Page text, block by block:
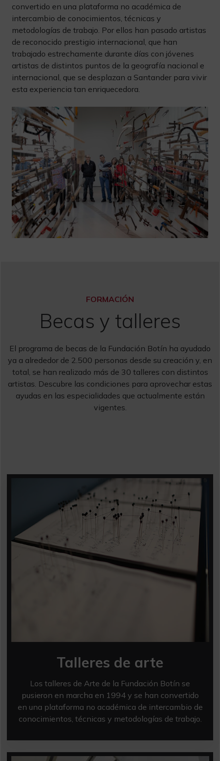
convertido en una plataforma no académica de
intercambio de conocimientos, técnicas y
metodologías de trabajo. Por ellos han pasado artistas
de reconocido prestigio internacional, que han
trabajado estrechamente durante días con jóvenes
artistas de distintos puntos de la geografía nacional e
internacional, que se desplazan a Santander para vivir
esta experiencia tan enriquecedora.
FORMACIÓN
Becas y talleres
El programa de becas de la Fundación Botín ha ayudado
ya a alrededor de 2.500 personas desde su creación y, en
total, se han realizado más de 30 talleres con distintos
artistas. Descubre las condiciones para aprovechar estas
ayudas en las especialidades que actualmente están
vigentes.
Talleres de arte
Los talleres de Arte de la Fundación Botín se
pusieron en marcha en 1994 y se han convertido
en una plataforma no académica de intercambio de
conocimientos, técnicas y metodologías de trabajo.